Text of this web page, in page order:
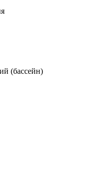
(бассейн)